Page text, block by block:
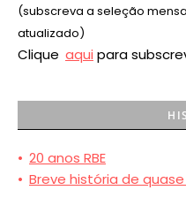
(subscreva a seleção
atualizado)
Clique aqui para
• 20 anos RBE
• Breve história de